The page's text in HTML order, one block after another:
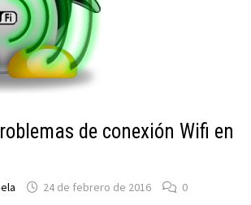
de conexión Wifi en
24 de febrero de 2016 0